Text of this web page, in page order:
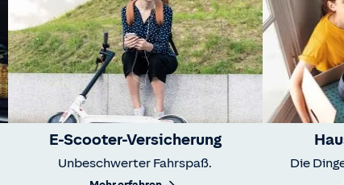
E-Scooter-Versicherung
Unbeschwerter Fahrspaß. Die